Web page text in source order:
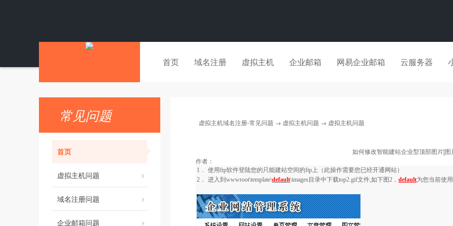
首页 域名注册 虚拟主机 企业邮箱 网易企业邮箱 云服务器
常见问题
首页
虚拟主机问题
域名注册问题
企业邮箱问题
虚拟主机域名注册-常见问题 → 虚拟主机问题 → 虚拟主机问题
如何修改智能建站企业型顶部图片[图
作者：
1． 使用ftp软件登陆您的只能建站空间的ftp上（此操作需要您已经开通网站）
2．
进入到 wwwroot\template\default\images目录中下载top2.gif文件,如下图2 ， default为您当前使